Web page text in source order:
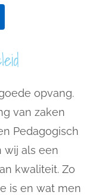
opvang.
van zaken
Pedagogisch
wij als een
kwaliteit. Zo
is en wat men